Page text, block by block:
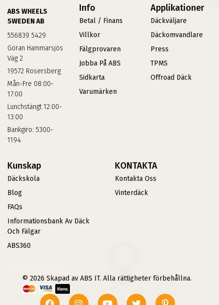
ABS WHEELS
SWEDEN AB
556839 5429
Göran Hammarsjös
Väg 2
19572 Rosersberg
Mån-Fre 08:00-
17:00
Lunchstängt 12:00-
13:00
Bankgiro: 5300-
1194
Info
Betal / Finans
Villkor
Fälgprovaren
Jobba På ABS
Sidkarta
Varumärken
Applikationer
Däckväljare
Däckomvandlare
Press
TPMS
Offroad Däck
Kunskap
Däckskola
Blog
FAQs
Informationsbank Av Däck
Och Fälgar
ABS360
KONTAKTA
Kontakta Oss
Vinterdäck
© 2026 Skapad av ABS IT. Alla rättigheter förbehållna.